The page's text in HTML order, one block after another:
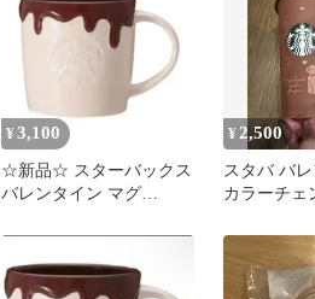
¥ 3,100
☆新品☆ スターバックス
バレンタイン マグ
¥ 2,500
スタバ バ
カラーチェ
スタ